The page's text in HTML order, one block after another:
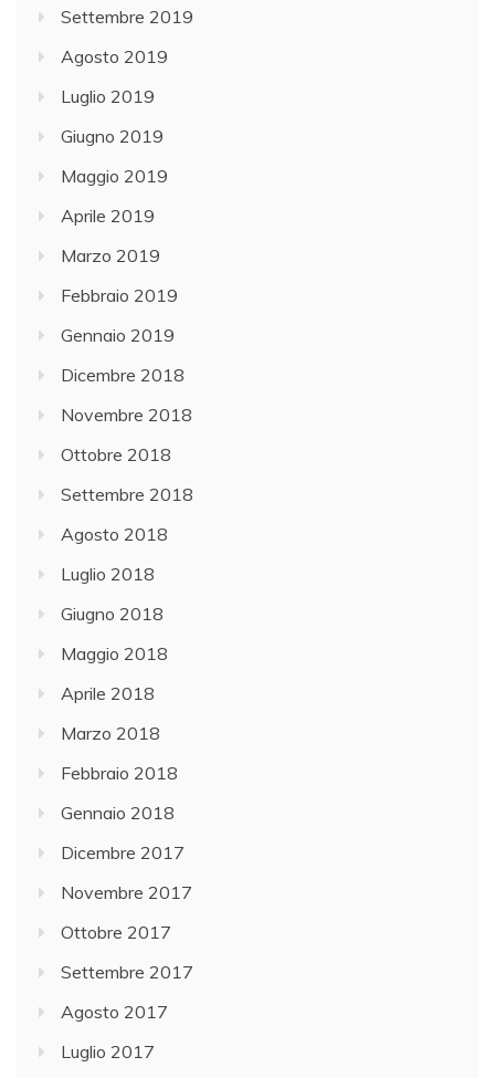
Settembre 2019
Agosto 2019
Luglio 2019
Giugno 2019
Maggio 2019
Aprile 2019
Marzo 2019
Febbraio 2019
Gennaio 2019
Dicembre 2018
Novembre 2018
Ottobre 2018
Settembre 2018
Agosto 2018
Luglio 2018
Giugno 2018
Maggio 2018
Aprile 2018
Marzo 2018
Febbraio 2018
Gennaio 2018
Dicembre 2017
Novembre 2017
Ottobre 2017
Settembre 2017
Agosto 2017
Luglio 2017